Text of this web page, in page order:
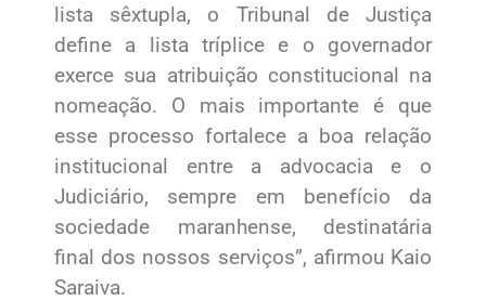
lista sêxtupla, o Tribunal de Justiça
define a lista tríplice e o governador
exerce sua atribuição constitucional na
nomeação. O mais importante é que
esse processo fortalece a boa relação
institucional entre a advocacia e o
Judiciário, sempre em benefício da
sociedade maranhense, destinatária
final dos nossos serviços”, afirmou Kaio
Saraiva.